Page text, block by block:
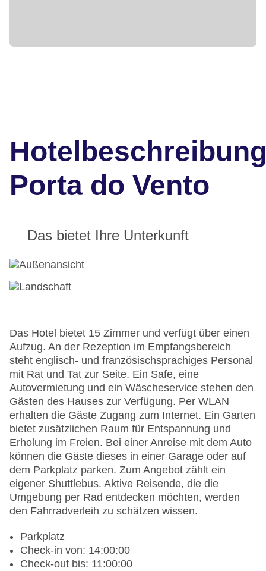
Porta do Vento
Das bietet Ihre Unterkunft
Das Hotel bietet 15 Zimmer und verfügt über einen
Aufzug. An der Rezeption im Empfangsbereich
steht englisch- und französischsprachiges Personal
mit Rat und Tat zur Seite. Ein Safe, eine
Autovermietung und ein Wäscheservice stehen den
Gästen des Hauses zur Verfügung. Per WLAN
erhalten die Gäste Zugang zum Internet. Ein Garten
bietet zusätzlichen Raum für Entspannung und
Erholung im Freien. Bei einer Anreise mit dem Auto
können die Gäste dieses in einer Garage oder auf
dem Parkplatz parken. Zum Angebot zählt ein
eigener Shuttlebus. Aktive Reisende, die die
Umgebung per Rad entdecken möchten, werden
den Fahrradverleih zu schätzen wissen.
Parkplatz
Check-in von: 14:00:00
Check-out bis: 11:00:00